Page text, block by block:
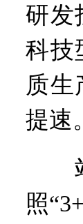
研发
科技
质生
提速。
站
照